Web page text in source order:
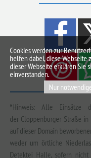
*Hinweis: Alle
der Cloppenburger Straße
auf dieser Domain
weder um örtliche
Detektei Halle, sofern
Cookies werden zur
helfen dabei, diese Webseite
dieser Webseite erklären Sie
einverstanden.
Nur